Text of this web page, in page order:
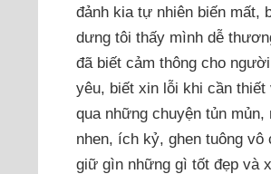
đảnh kia tự nhiên biến mất,
dưng tôi thấy mình dễ
đã biết cảm thông cho
yêu, biết xin lỗi khi cần thiết
qua những chuyện tủn mủn,
nhen, ích kỷ, ghen tuông vô
giữ gìn những gì tốt đẹp và